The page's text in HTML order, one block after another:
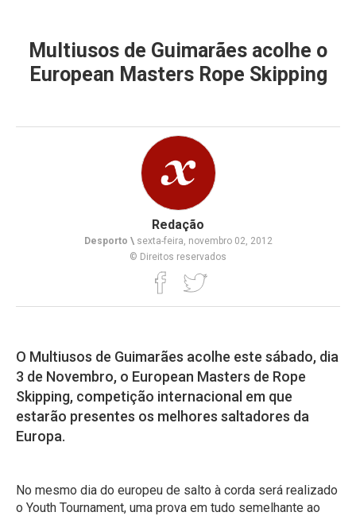
Multiusos de Guimarães acolhe o
European Masters Rope Skipping
Redação
Desporto \sexta-feira, novembro 02, 2012
© Direitos reservados
O Multiusos de Guimarães acolhe este sábado, dia
3 de Novembro, o European Masters de Rope
Skipping, competição internacional em que
estarão presentes os melhores saltadores da
Europa.
No mesmo dia do europeu de salto à corda será realizado
o Youth Tournament, uma prova em tudo semelhante ao